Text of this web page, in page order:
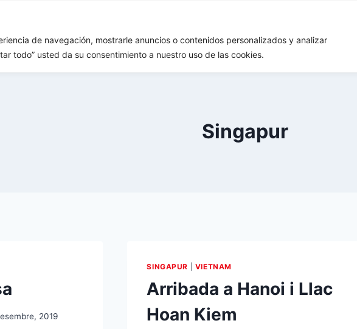
de navegación, mostrarle anuncios o contenidos personalizados y analizar
todo” usted da su consentimiento a nuestro uso de las cookies.
Inici Destins Qui som? Dona’ns suport!!
Singapur
2019
SINGAPUR VIETNAM
Arribada a Hanoi i Llac
Hoan Kiem